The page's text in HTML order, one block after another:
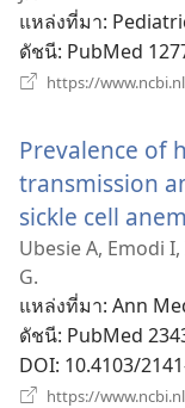
แหล่งที่มา‎:
ดัชนี‎: PubMed
https://
Prevalence of
transmission
sickle cell
Ubesie A, Emodi
G.
แหล่งที่มา‎: Ann
ดัชนี‎: PubMed
DOI‎: 10.4103/
https://